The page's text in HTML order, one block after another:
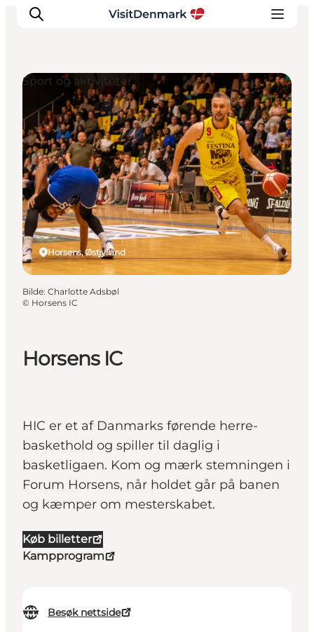
Inspirasjon
Reisemål
Aktiviteter
Overnatting
Planlegg reisen
Horsens IC
HIC er et af Danmarks førende herre-
baskethold og spiller til daglig i
basketligaen. Kom og mærk stemningen i
Forum Horsens, når holdet går på banen
og kæmper om mesterskabet.
Køb billetter
Kampprogram
Besøk nettside
Horsens, Østjylland
Sport og aktiviteter
Bilde: Charlotte Adsbøl
© Horsens IC